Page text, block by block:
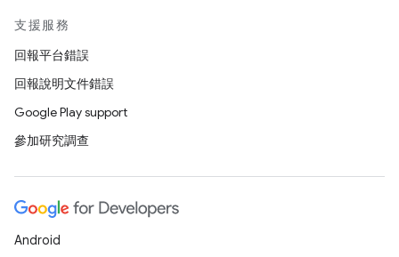
支援服務
回報平台錯誤
回報說明文件錯誤
Google Play support
參加研究調查
Android